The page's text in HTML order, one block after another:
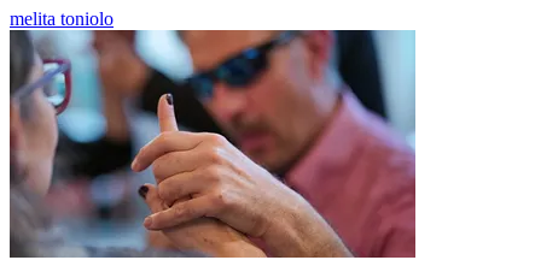
melita toniolo